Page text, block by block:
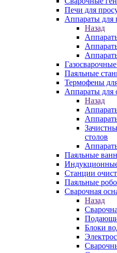
Печи для
Аппараты для
Назад
Паяльные
Термофены
Аппараты для
Назад
столов
Паяльные
Станции
Паяльные
Сварочная
Назад
Блоки